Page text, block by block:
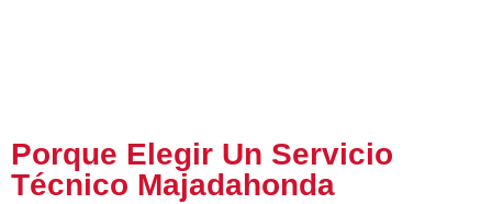
Porque Elegir Un Servicio
Técnico Majadahonda